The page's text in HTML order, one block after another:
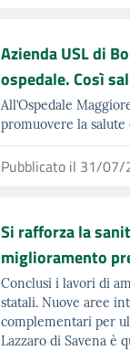
Azienda USL di
ospedale. Così
All’Ospedale
promuovere la
Pubblicato il 31/07/
Si rafforza la
miglioramento
Conclusi i lavori di
statali. Nuove aree
complementari per
Lazzaro di Savena è